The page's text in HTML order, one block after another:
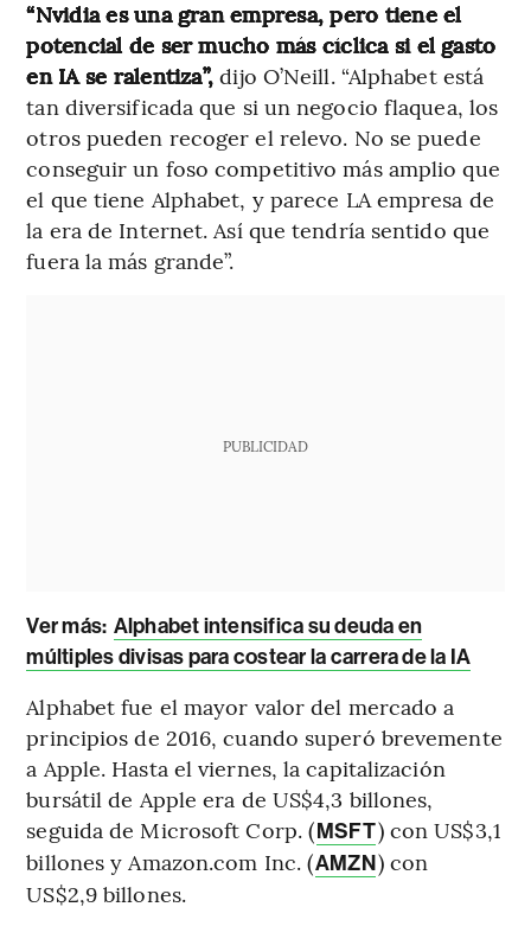
“Nvidia es una gran empresa, pero tiene el
potencial de ser mucho más cíclica si el gasto
en IA se ralentiza”, dijo O’Neill. “Alphabet está
tan diversificada que si un negocio flaquea, los
otros pueden recoger el relevo. No se puede
conseguir un foso competitivo más amplio que
el que tiene Alphabet, y parece LA empresa de
la era de Internet. Así que tendría sentido que
fuera la más grande”.
PUBLICIDAD
Ver más: Alphabet intensifica su deuda en
múltiples divisas para costear la carrera de la IA
Alphabet fue el mayor valor del mercado a
principios de 2016, cuando superó brevemente
a Apple. Hasta el viernes, la capitalización
bursátil de Apple era de US$4,3 billones,
seguida de Microsoft Corp. (MSFT) con US$3,1
billones y Amazon.com Inc. (AMZN) con
US$2,9 billones.